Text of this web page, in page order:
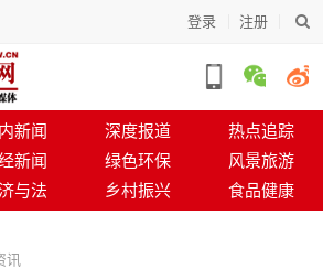
登录 注册
新闻 深度报道
热点追踪
新闻 绿色环保
风景旅游
与法 乡村振兴 食品健康
讯